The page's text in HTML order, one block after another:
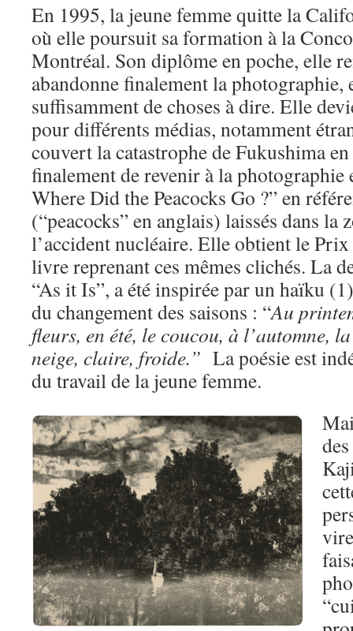
En 1995, la jeune femme quitte la
où elle poursuit sa formation à la
Montréal. Son diplôme en poche, elle
abandonne finalement la photographie,
suffisamment de choses à dire. Elle
pour différents médias, notamment
couvert la catastrophe de Fukushima
finalement de revenir à la photographie
Where Did the Peacocks Go ?” en
(“peacocks” en anglais) laissés dans la
l’accident nucléaire. Elle obtient le
livre reprenant ces mêmes clichés. La
“As it Is”, a été inspirée par un haïku
du changement des saisons : “Au
fleurs, en été, le coucou, à l’automne,
neige, claire, froide.” La poésie est
du travail de la jeune femme.